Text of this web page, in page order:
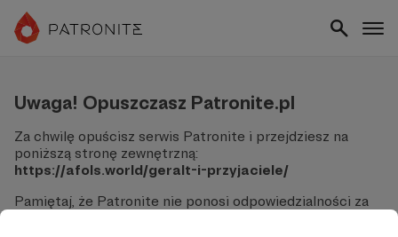
Uwaga! Opuszczasz Patronite.pl
Za chwilę opuścisz serwis Patronite i przejdziesz na
poniższą stronę zewnętrzną:
https://afols.world/geralt-i-przyjaciele/
Pamiętaj, że Patronite nie ponosi odpowiedzialności za